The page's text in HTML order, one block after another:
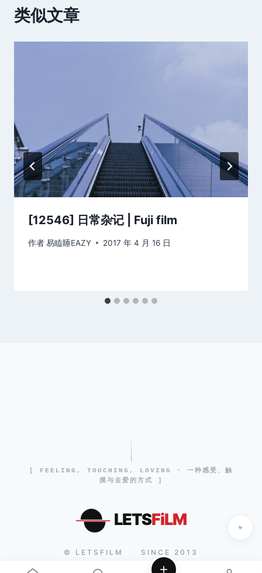
类似文章
[12546] 日常杂记 | Fuji film
作者易瞌睡EAZY 2017 年 4 月 16 日
[ FEELING, TOUCHING, LOVING · 一种感受、触
摸与去爱的方式 ]
LETSFiLM
© LETSFILM SINCE 2013